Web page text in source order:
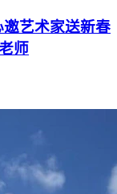
艺术家送新春
师